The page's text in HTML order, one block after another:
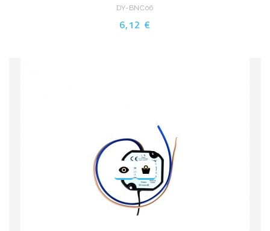
DY-BNC06
6,12 €